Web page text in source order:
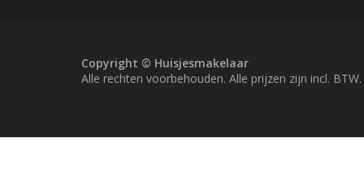
Copyright © Huisjesmakelaar
Alle rechten voorbehouden. Alle prijzen zijn incl. BTW.